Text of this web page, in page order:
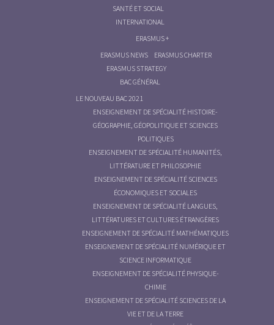
SANTÉ ET SOCIAL
INTERNATIONAL
ERASMUS +
ERASMUS NEWS
ERASMUS CHARTER
ERASMUS STRATEGY
BAC GÉNÉRAL
LE NOUVEAU BAC 2021
ENSEIGNEMENT DE SPÉCIALITÉ HISTOIRE-
GÉOGRAPHIE, GÉOPOLITIQUE ET SCIENCES
POLITIQUES
ENSEIGNEMENT DE SPÉCIALITÉ HUMANITÉS,
LITTÉRATURE ET PHILOSOPHIE
ENSEIGNEMENT DE SPÉCIALITÉ SCIENCES
ÉCONOMIQUES ET SOCIALES
ENSEIGNEMENT DE SPÉCIALITÉ LANGUES,
LITTÉRATURES ET CULTURES ÉTRANGÈRES
ENSEIGNEMENT DE SPÉCIALITÉ MATHÉMATIQUES
ENSEIGNEMENT DE SPÉCIALITÉ NUMÉRIQUE ET
SCIENCE INFORMATIQUE
ENSEIGNEMENT DE SPÉCIALITÉ PHYSIQUE-
CHIMIE
ENSEIGNEMENT DE SPÉCIALITÉ SCIENCES DE LA
VIE ET DE LA TERRE